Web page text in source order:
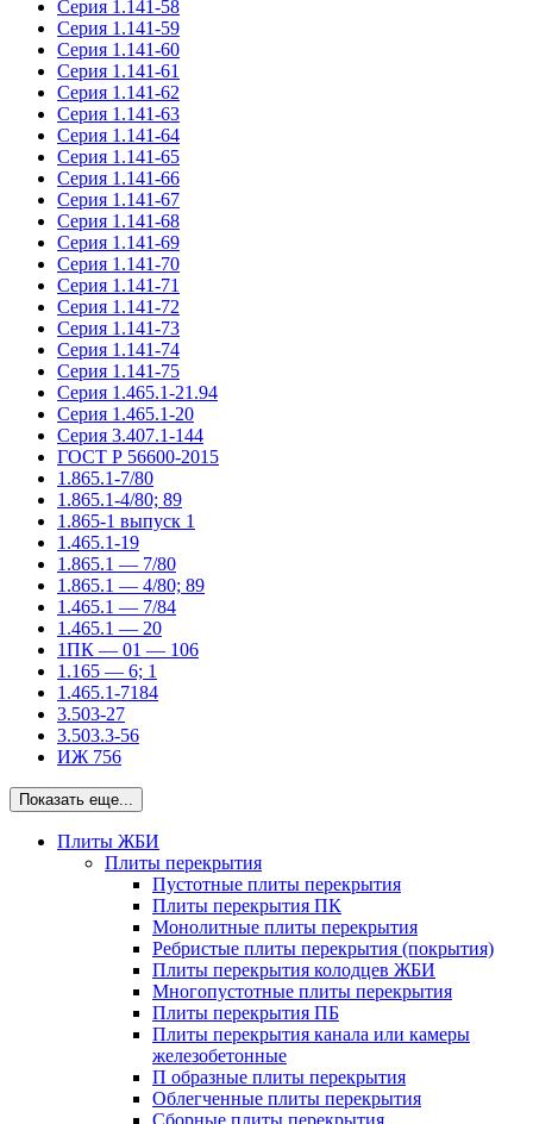
Серия 1.141-58
Серия 1.141-59
Серия 1.141-60
Серия 1.141-61
Серия 1.141-62
Серия 1.141-63
Серия 1.141-64
Серия 1.141-65
Серия 1.141-66
Серия 1.141-67
Серия 1.141-68
Серия 1.141-69
Серия 1.141-70
Серия 1.141-71
Серия 1.141-72
Серия 1.141-73
Серия 1.141-74
Серия 1.141-75
Серия 1.465.1-21.94
Серия 1.465.1-20
Серия 3.407.1-144
ГОСТ Р 56600-2015
1.865.1-7/80
1.865.1-4/80; 89
1.865-1 выпуск 1
1.465.1-19
1.865.1 — 7/80
1.865.1 — 4/80; 89
1.465.1 — 7/84
1.465.1 — 20
1ПК — 01 — 106
1.165 — 6; 1
1.465.1-7184
3.503-27
3.503.3-56
ИЖ 756
Показать еще...
Плиты ЖБИ
Плиты перекрытия
Пустотные плиты перекрытия
Плиты перекрытия ПК
Монолитные плиты перекрытия
Ребристые плиты перекрытия (покрытия)
Плиты перекрытия колодцев ЖБИ
Многопустотные плиты перекрытия
Плиты перекрытия ПБ
Плиты перекрытия канала или камеры
железобетонные
П образные плиты перекрытия
Облегченные плиты перекрытия
Сборные плиты перекрытия